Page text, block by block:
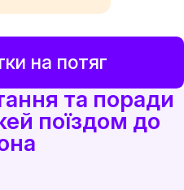
на потяг
та поради
поїздом до